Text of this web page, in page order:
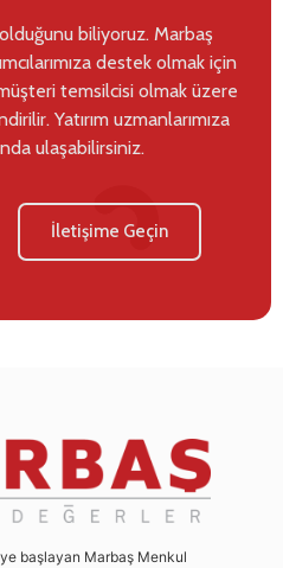
biliyoruz. Marbaş
destek olmak için
temsilcisi olmak üzere
Yatırım uzmanlarımıza
ulaşabilirsiniz.
İletişime Geçin
başlayan Marbaş Menkul